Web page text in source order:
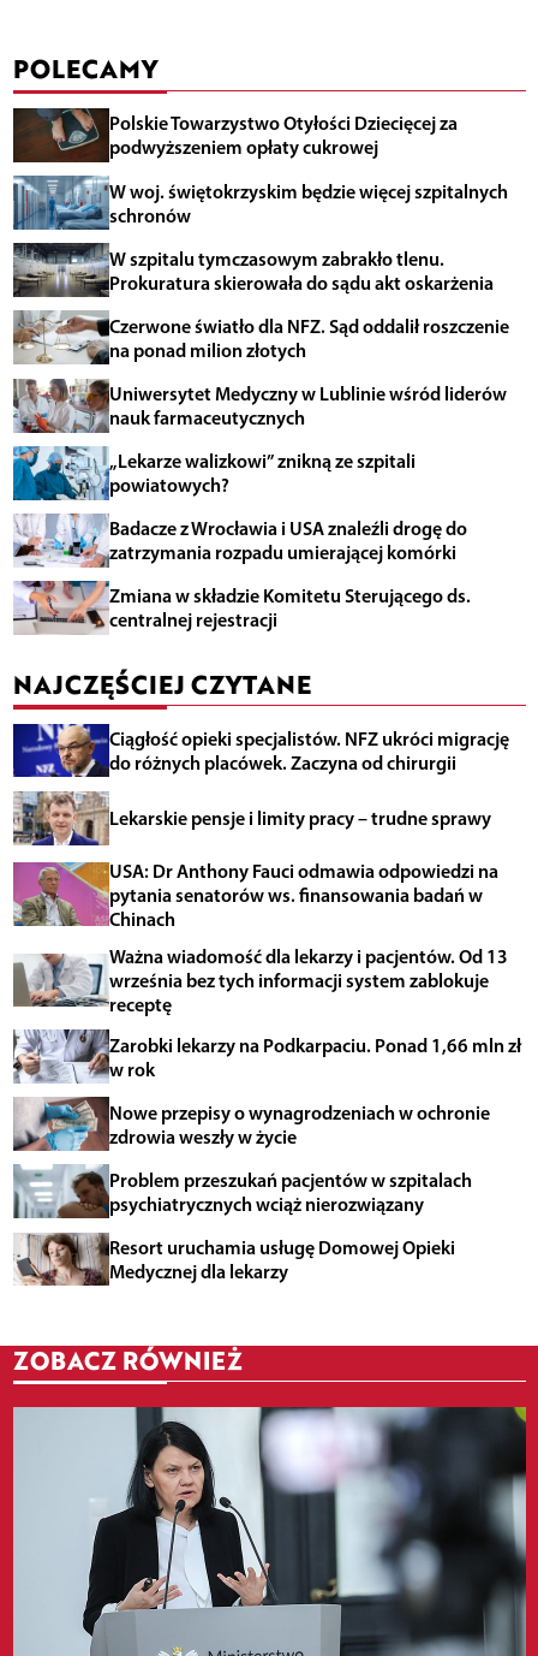
POLECAMY
Polskie Towarzystwo Otyłości Dziecięcej za
podwyższeniem opłaty cukrowej
W woj. świętokrzyskim będzie więcej szpitalnych
schronów
W szpitalu tymczasowym zabrakło tlenu.
Prokuratura skierowała do sądu akt oskarżenia
Czerwone światło dla NFZ. Sąd oddalił roszczenie
na ponad milion złotych
Uniwersytet Medyczny w Lublinie wśród liderów
nauk farmaceutycznych
„Lekarze walizkowi” znikną ze szpitali
powiatowych?
Badacze z Wrocławia i USA znaleźli drogę do
zatrzymania rozpadu umierającej komórki
Zmiana w składzie Komitetu Sterującego ds.
centralnej rejestracji
NAJCZĘŚCIEJ CZYTANE
Ciągłość opieki specjalistów. NFZ ukróci migrację
do różnych placówek. Zaczyna od chirurgii
Lekarskie pensje i limity pracy – trudne sprawy
USA: Dr Anthony Fauci odmawia odpowiedzi na
pytania senatorów ws. finansowania badań w
Chinach
Ważna wiadomość dla lekarzy i pacjentów. Od 13
września bez tych informacji system zablokuje
receptę
Zarobki lekarzy na Podkarpaciu. Ponad 1,66 mln zł
w rok
Nowe przepisy o wynagrodzeniach w ochronie
zdrowia weszły w życie
Problem przeszukań pacjentów w szpitalach
psychiatrycznych wciąż nierozwiązany
Resort uruchamia usługę Domowej Opieki
Medycznej dla lekarzy
ZOBACZ RÓWNIEŻ